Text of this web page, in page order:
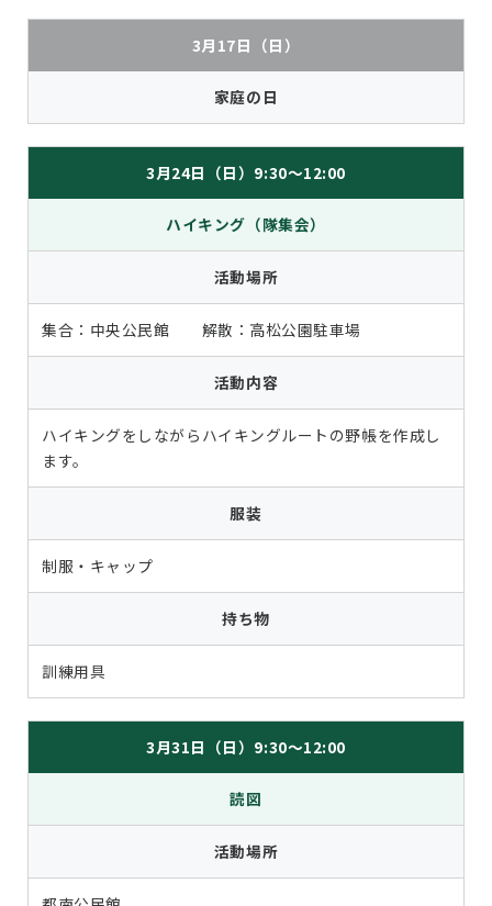
3月17日（日）
家庭の日
3月24日（日）9:30～12:00
ハイキング（隊集会）
活動場所
集合：中央公民館 解散：高松公園駐車場
活動内容
ハイキングをしながらハイキングルートの野帳を作成し
ます。
服装
制服・キャップ
持ち物
訓練用具
3月31日（日）9:30～12:00
読図
活動場所